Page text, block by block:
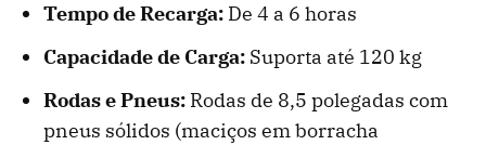
Tempo de Recarga: De 4 a 6 horas
Capacidade de Carga: Suporta até 120 kg
Rodas e Pneus: Rodas de 8,5 polegadas com
pneus sólidos (maciços em borracha